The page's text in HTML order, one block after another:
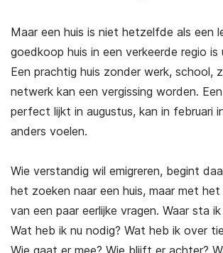
Maar een huis is niet hetzelfde als een
goedkoop huis in een verkeerde regio is
Een prachtig huis zonder werk, school,
netwerk kan een vergissing worden.
perfect lijkt in augustus, kan in februari
anders voelen.
Wie verstandig wil emigreren, begint
het zoeken naar een huis, maar met
van een paar eerlijke vragen. Waar sta
Wat heb ik nu nodig? Wat heb ik over
Wie gaat er mee? Wie blijft er achter?